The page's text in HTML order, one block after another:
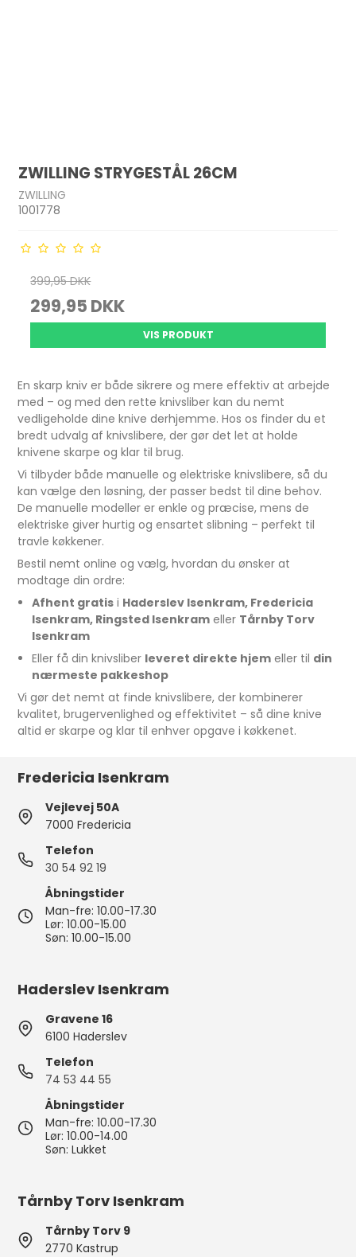
ZWILLING STRYGESTÅL 26CM
ZWILLING
1001778
399,95 DKK
299,95 DKK
VIS PRODUKT
En skarp kniv er både sikrere og mere effektiv at arbejde
med – og med den rette knivsliber kan du nemt
vedligeholde dine knive derhjemme. Hos os finder du et
bredt udvalg af knivslibere, der gør det let at holde
knivene skarpe og klar til brug.
Vi tilbyder både manuelle og elektriske knivslibere, så du
kan vælge den løsning, der passer bedst til dine behov.
De manuelle modeller er enkle og præcise, mens de
elektriske giver hurtig og ensartet slibning – perfekt til
travle køkkener.
Bestil nemt online og vælg, hvordan du ønsker at
modtage din ordre:
Afhent gratisi Haderslev Isenkram, Fredericia
Isenkram, Ringsted Isenkrameller Tårnby Torv
Isenkram
Eller få din knivsliber leveret direkte hjemeller til din
nærmeste pakkeshop
Vi gør det nemt at finde knivslibere, der kombinerer
kvalitet, brugervenlighed og effektivitet – så dine knive
altid er skarpe og klar til enhver opgave i køkkenet.
Fredericia Isenkram
Vejlevej 50A
7000 Fredericia
Telefon
30 54 92 19
Åbningstider
Man-fre: 10.00-17.30
Lør: 10.00-15.00
Søn: 10.00-15.00
Haderslev Isenkram
Gravene 16
6100 Haderslev
Telefon
74 53 44 55
Åbningstider
Man-fre: 10.00-17.30
Lør: 10.00-14.00
Søn: Lukket
Tårnby Torv Isenkram
Tårnby Torv 9
2770 Kastrup